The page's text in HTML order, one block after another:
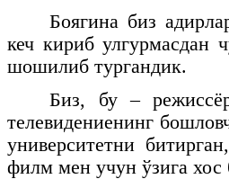
Боягина биз
кеч кириб улгурмасдан
шошилиб тургандик.
Биз, бу –
телевидениенинг
университетни
филм мен учун ўзига